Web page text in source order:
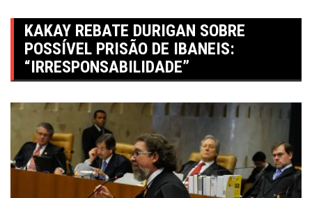
KAKAY REBATE DURIGAN SOBRE
POSSÍVEL PRISÃO DE IBANEIS:
“IRRESPONSABILIDADE”